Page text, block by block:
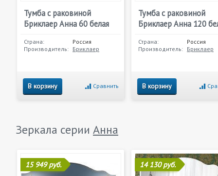
Тумба с раковиной
Бриклаер Анна 60 белая
Страна:
Россия
Производитель: Бриклаер
В корзину Сравнить
Тумба с раковиной
Бриклаер Анна 120
Страна:
Россия
Производитель: Бриклаер
В корзину
Зеркала серии Анна
15 949 руб. 14 130 руб.